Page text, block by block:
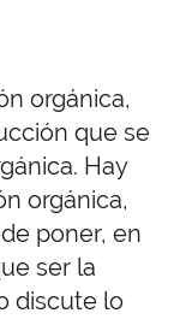
orgánica,
que se
Hay
orgánica,
poner, en
ser la
discute lo